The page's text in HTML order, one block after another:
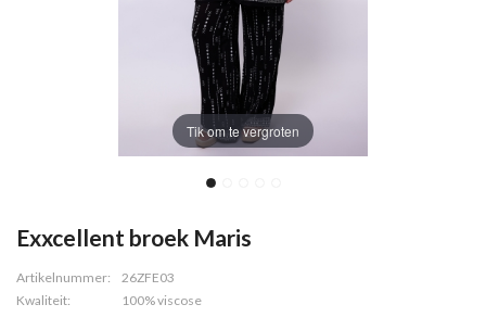
Tik om te vergroten
Exxcellent broek Maris
Artikelnummer:
26ZFE03
Kwaliteit:
100% viscose